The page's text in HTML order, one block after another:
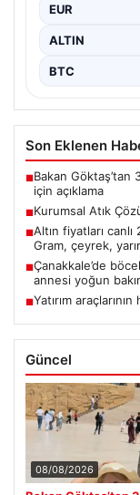
EUR
ALTIN
BTC
Son Eklenen
■Bakan Göktaş’tan
için açıklama
■Kurumsal Atık
■Altın fiyatları
Gram, çeyrek,
■Çanakkale’de
annesi yoğun
■Yatırım
Güncel
08/08/2026